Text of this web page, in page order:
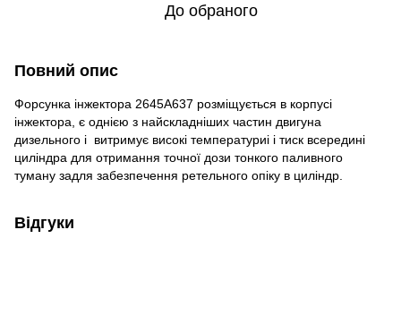
До обраного
Повний опис
Форсунка інжектора 2645А637 розміщується в корпусі
інжектора, є однією з найскладніших частин двигуна
дизельного і витримує високі температуриі і тиск всередині
циліндра для отримання точної дози тонкого паливного
туману задля забезпечення ретельного опіку в циліндр.
Відгуки